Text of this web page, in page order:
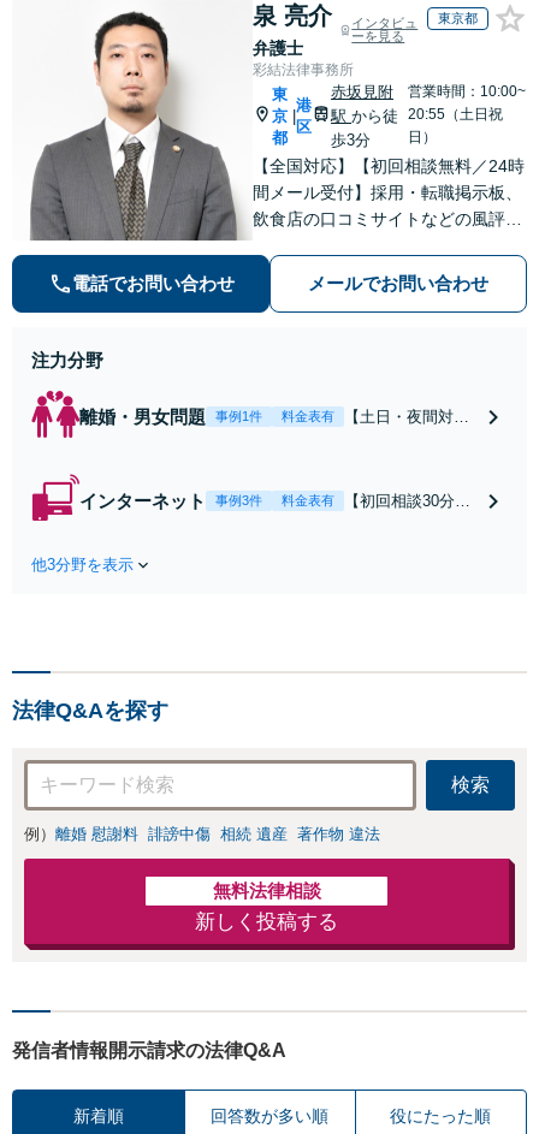
泉 亮介
弁護士
インタビュ
ーを見る
東京都
彩結法律事務所
東
京
都
港
区
赤坂見附
駅 から徒
歩3分
営業時間：10:00~
20:55（土日祝
日）
【全国対応】【初回相談無料／24時
間メール受付】採用・転職掲示板、
飲食店の口コミサイトなどの風評被
の種類を問わず相談可。可能な限り
早期対応で駆けつけサポート【労
電話でお問い合わせ メールでお問い合わせ
注力分野
離婚・男女問題 事例1件 料金表有
【土日・夜間対応
れたら、サインす
インターネット 事例3件 料金表有
【初回相談30分無
お店の風評被害対
応可：開示請求の
意見照会が来たと
きの対処法、被害
者との示談交渉
他3分野を表示
法律Q&Aを探す
検索
例） 離婚 慰謝料 誹謗中傷 相続 遺産 著作物 違法
無料法律相談
新しく投稿する
発信者情報開示請求の法律Q&A
新着順 回答数が多い順 役にたった順